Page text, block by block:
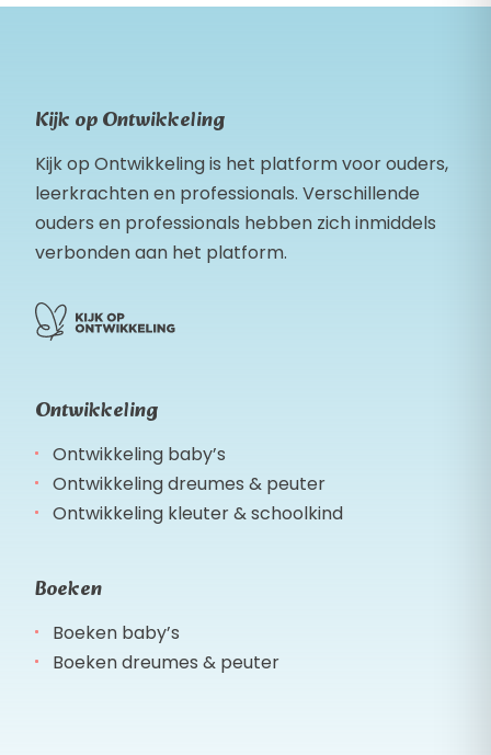
Kijk op Ontwikkeling
Kijk op Ontwikkeling is het platform voor ouders,
leerkrachten en professionals. Verschillende
ouders en professionals hebben zich inmiddels
verbonden aan het platform.
Ontwikkeling
Ontwikkeling baby’s
Ontwikkeling dreumes & peuter
Ontwikkeling kleuter & schoolkind
Boeken
Boeken baby’s
Boeken dreumes & peuter